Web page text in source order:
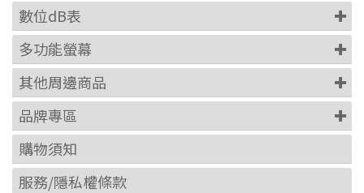
數位dB表
多功能螢幕
其他周邊商品
品牌專區
購物須知
服務/隱私權條款